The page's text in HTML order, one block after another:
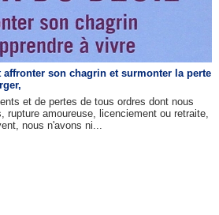
son chagrin et surmonter la perte
et de pertes de tous ordres dont nous
rupture amoureuse, licenciement ou retraite,
nous n'avons ni...